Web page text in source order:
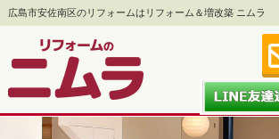
広島市安佐南区のリフォームはリフォーム＆増改築 ニムラ